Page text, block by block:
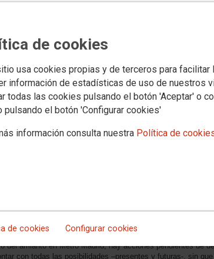
de cookies
usa cookies propias y de terceros para facilitar
información de estadísticas de uso de nuestros
todas las cookies pulsando el botón 'Aceptar' o
pulsando el botón 'Configurar cookies'
información consulta nuestra Política de
de cookies Configurar cookies
concentraciones contra el amianto
Madrid mientras la “Proposición de Ley de creación de
se convierte definitivamente en ley
unívoca y cierta a las víctimas del amianto (tanto las
de un fondo de compensación para las víctimas del
con una infinita presentación de enmiendas que actúa de
de echar balones fuera plantea iniciativas basadas
ejecutivo al no tener soporte legal. Como si lavarse la
del amianto en Metro Madrid, hay acciones pendientes de
con todas las posibilidades –presentes y futuras-, sin